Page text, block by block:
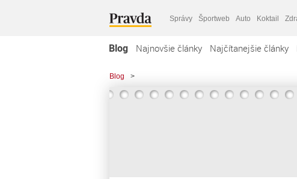
Správy Športweb Auto Koktail
Blog Najnovšie články Najčítanejšie články
Blog >